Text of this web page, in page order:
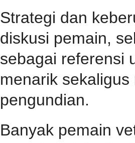
Strategi dan
diskusi pemain,
sebagai referensi
menarik
pengundian.
Banyak pemain